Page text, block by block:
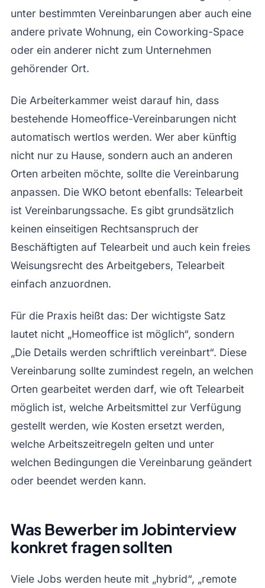
unter bestimmten Vereinbarungen aber auch eine
andere private Wohnung, ein Coworking-Space
oder ein anderer nicht zum Unternehmen
gehörender Ort.
Die Arbeiterkammer weist darauf hin, dass
bestehende Homeoffice-Vereinbarungen nicht
automatisch wertlos werden. Wer aber künftig
nicht nur zu Hause, sondern auch an anderen
Orten arbeiten möchte, sollte die Vereinbarung
anpassen. Die WKO betont ebenfalls: Telearbeit
ist Vereinbarungssache. Es gibt grundsätzlich
keinen einseitigen Rechtsanspruch der
Beschäftigten auf Telearbeit und auch kein freies
Weisungsrecht des Arbeitgebers, Telearbeit
einfach anzuordnen.
Für die Praxis heißt das: Der wichtigste Satz
lautet nicht „Homeoffice ist möglich“, sondern
„Die Details werden schriftlich vereinbart“. Diese
Vereinbarung sollte zumindest regeln, an welchen
Orten gearbeitet werden darf, wie oft Telearbeit
möglich ist, welche Arbeitsmittel zur Verfügung
gestellt werden, wie Kosten ersetzt werden,
welche Arbeitszeitregeln gelten und unter
welchen Bedingungen die Vereinbarung geändert
oder beendet werden kann.
Was Bewerber im Jobinterview
konkret fragen sollten
Viele Jobs werden heute mit „hybrid“, „remote